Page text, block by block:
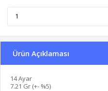
Ürün Açıklaması
14 Ayar
7.21 Gr (+- %5)